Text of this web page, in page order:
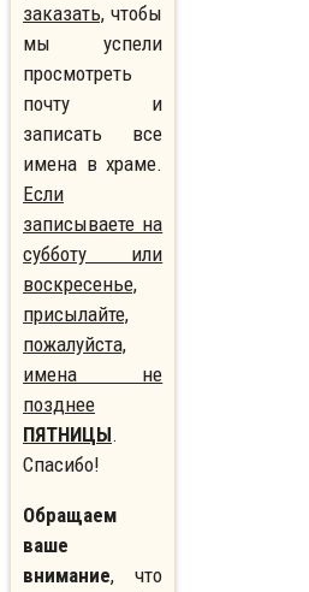
заказать, чтобы
мы успели
просмотреть
почту и
записать все
имена в храме.
Если
записываете на
субботу или
воскресенье,
присылайте,
пожалуйста,
имена не
позднее
ПЯТНИЦЫ.
Спасибо!
Обращаем
ваше
внимание, что